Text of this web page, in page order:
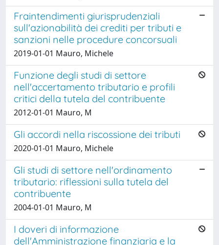
Fraintendimenti giurisprudenziali
sull'azionabilità dei crediti per tributi e
sanzioni nelle procedure concorsuali
2019-01-01 Mauro, Michele
Funzione degli studi di settore
nell'accertamento tributario e profili
critici della tutela del contribuente
2012-01-01 Mauro, M
Gli accordi nella riscossione dei tributi
2020-01-01 Mauro, Michele
Gli studi di settore nell'ordinamento
tributario: riflessioni sulla tutela del
contribuente
2004-01-01 Mauro, M
I doveri di informazione
dell'Amministrazione finanziaria e la